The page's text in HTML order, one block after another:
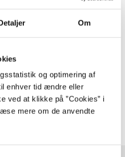
Om
og optimering af
enhver tid ændre eller
ved at klikke på ”Cookies” i
mere om de anvendte
om